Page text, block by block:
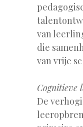
van
die
van vrije
Cognitieve
De